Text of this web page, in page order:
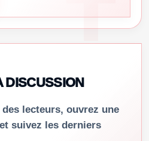
DISCUSSION
lecteurs, ouvrez une
suivez les derniers